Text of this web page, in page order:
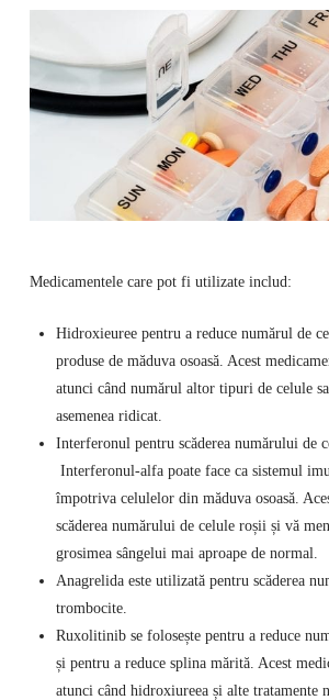
Medicamentele care pot fi utilizate includ:
Hidroxieuree pentru a reduce numărul de
produse de măduva osoasă. Acest
atunci când numărul altor tipuri de celule
asemenea ridicat.
Interferonul pentru scăderea numărului de
Interferonul-alfa poate face ca sistemul
împotriva celulelor din măduva osoasă.
scăderea numărului de celule roșii și vă
grosimea sângelui mai aproape de normal.
Anagrelida este utilizată pentru scăderea
trombocite.
Ruxolitinib se folosește pentru a reduce
și pentru a reduce splina mărită. Acest
atunci când hidroxiureea și alte tratamente